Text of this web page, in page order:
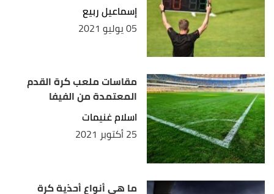
إسماعيل ربيع
05 يوليو 2021
مقاسات ملعب كرة القدم
المعتمدة من الفيفا
اسلام غنيمات
25 أكتوبر 2021
ما هي أنواع أحذية كرة